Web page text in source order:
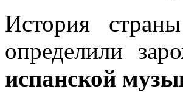
История
определили
испанской